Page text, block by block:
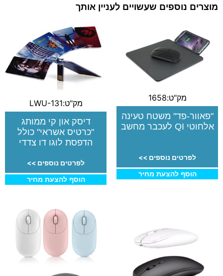
מוצרים נוספים שעשויים לעניין אותך
מק"ט:1658
"פאוור-פד" משטח טעינה
אלחוטי QI לעכבר מחשב
לפרטים נוספים >>
הוסף להצעת מחיר
מק"ט:LWU-131
דיסק און קי ממותג
"כרטיס אשראי" כולל
הדפסת לוגו דו צדדי
לפרטים נוספים >>
הוסף להצעת מחיר